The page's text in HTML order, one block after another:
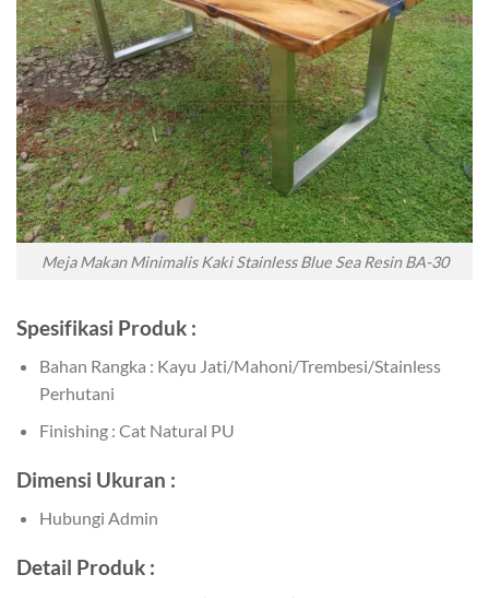
Meja Makan Minimalis Kaki Stainless Blue Sea Resin BA-30
Spesifikasi Produk :
Bahan Rangka : Kayu Jati/Mahoni/Trembesi/Stainless
Perhutani
Finishing : Cat Natural PU
Dimensi Ukuran :
Hubungi Admin
Detail Produk :